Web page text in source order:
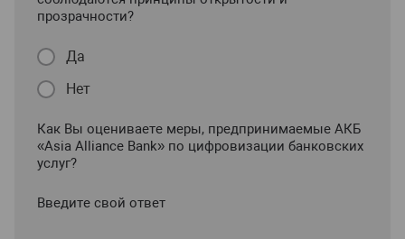
прозрачности?
Да
Нет
Как Вы оцениваете меры, предпринимаемые АКБ
«Asia Alliance Bank» по цифровизации банковских
услуг?
Введите свой ответ